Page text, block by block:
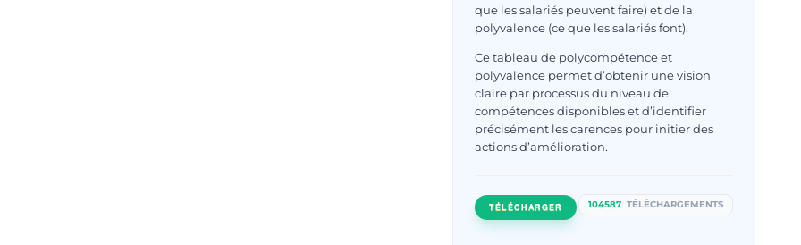
que les salariés peuvent faire) et de la
polyvalence (ce que les salariés font).
Ce tableau de polycompétence et
polyvalence permet d’obtenir une vision
claire par processus du niveau de
compétences disponibles et d’identifier
précisément les carences pour initier des
actions d’amélioration.
TÉLÉCHARGER 104587 TÉLÉCHARGEMENTS